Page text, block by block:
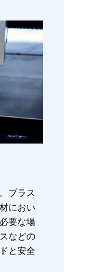
プラス
におい
要な場
などの
と安全